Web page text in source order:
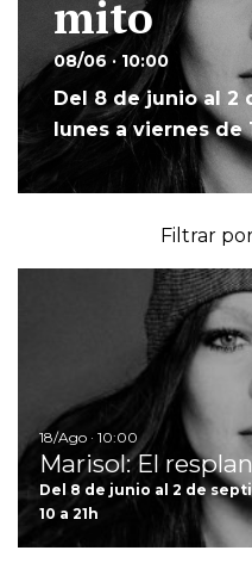
mito
08/06 · 10:00
Del 8 de junio al 2
lunes a viernes de
Filtrar
18/Ago · 10:00
Marisol: El
Del 8 de junio al 2 de
10 a 21h